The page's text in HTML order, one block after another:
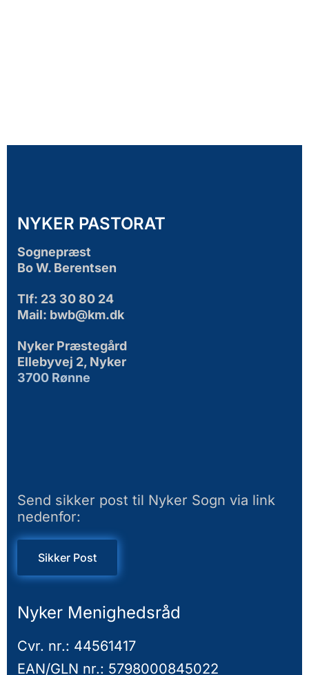
NYKER PASTORAT
Sognepræst
Bo W. Berentsen
Tlf: 23 30 80 24
Mail: bwb@km.dk
Nyker Præstegård
Ellebyvej 2, Nyker
3700 Rønne
Send sikker post til Nyker Sogn via link
nedenfor:
Sikker Post
Nyker Menighedsråd
Cvr. nr.: 44561417
EAN/GLN nr.: 5798000845022